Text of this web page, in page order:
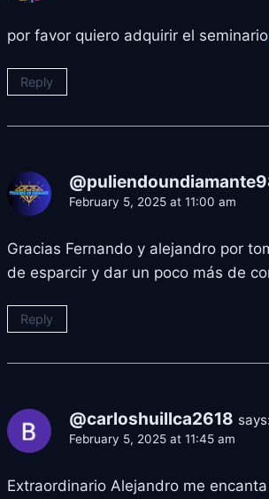
por favor quiero adquirir el seminario
Reply
February 5, 2025 at 11:00 am
Gracias Fernando y alejandro por
de esparcir y dar un poco más de
Reply
@carloshuillca2618 says:
February 5, 2025 at 11:45 am
Extraordinario Alejandro me